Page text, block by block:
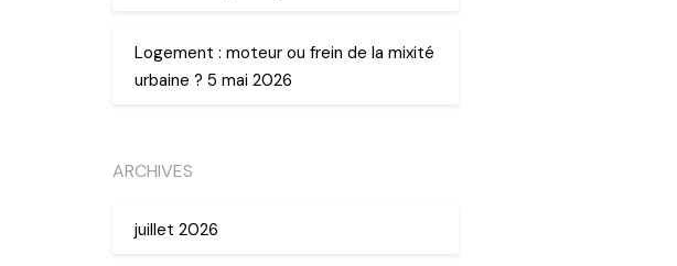
Logement : moteur ou frein de la mixité
urbaine ? 5 mai 2026
ARCHIVES
juillet 2026